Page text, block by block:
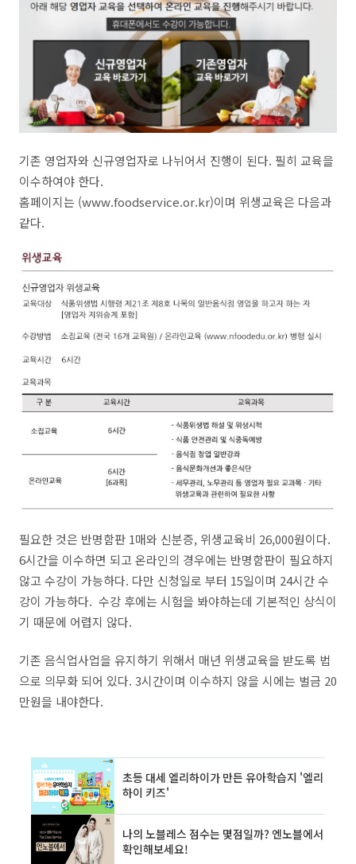
기존 영업자와 신규영업자로 나뉘어서 진행이 된다. 필히 교육을
이수하여야 한다.
홈페이지는 (www.foodservice.or.kr)이며 위생교육은 다음과
같다.
필요한 것은 반명함판 1매와 신분증, 위생교육비 26,000원이다.
6시간을 이수하면 되고 온라인의 경우에는 반명함판이 필요하지
않고 수강이 가능하다. 다만 신청일로 부터 15일이며 24시간 수
강이 가능하다. 수강 후에는 시험을 봐야하는데 기본적인 상식이
기 때문에 어렵지 않다.
기존 음식업사업을 유지하기 위해서 매년 위생교육을 받도록 법
으로 의무화 되어 있다. 3시간이며 이수하지 않을 시에는 벌금 20
만원을 내야한다.